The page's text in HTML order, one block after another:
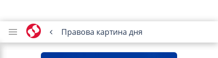
Правова картина дня